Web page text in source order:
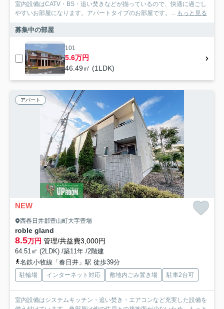
室内設備はCATV・BS・追い焚きなどが揃っているので、快適に過ごし
やすいお部屋になります。アパートタイプのお部屋です。... もっと見る
募集中の部屋
101
5.6万円
46.49㎡ (1LDK)
アパート
NEW
西春日井郡豊山町大字豊場
roble gland
8.5万円 管理/共益費3,000円
64.51㎡ (2LDK) /築11年 /2階建
名鉄小牧線「春日井」駅 徒歩39分
駐輪場 インターネット対応 敷地内ごみ置き場 駐車2台可
室内設備はシステムキッチン・追い焚き・エアコンなど充実した設備を